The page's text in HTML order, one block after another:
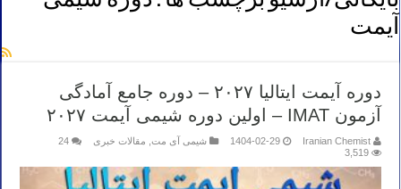
آیمت
دوره آیمت ایتالیا ۲۰۲۷ – دوره جامع آمادگی
آزمون IMAT – اولین دوره شیمی آیمت ۲۰۲۷
Iranian Chemist
1404-02-29 شیمی آی مت, مقالات خبری
24
3,519